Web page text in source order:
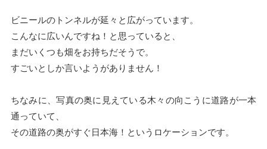
ビニールのトンネルが延々と広がっています。
こんなに広いんですね！と思っていると、
まだいくつも畑をお持ちだそうで。
すごいとしか言いようがありません！
ちなみに、写真の奥に見えている木々の向こうに道路が一本
通っていて、
その道路の奥がすぐ日本海！というロケーションです。